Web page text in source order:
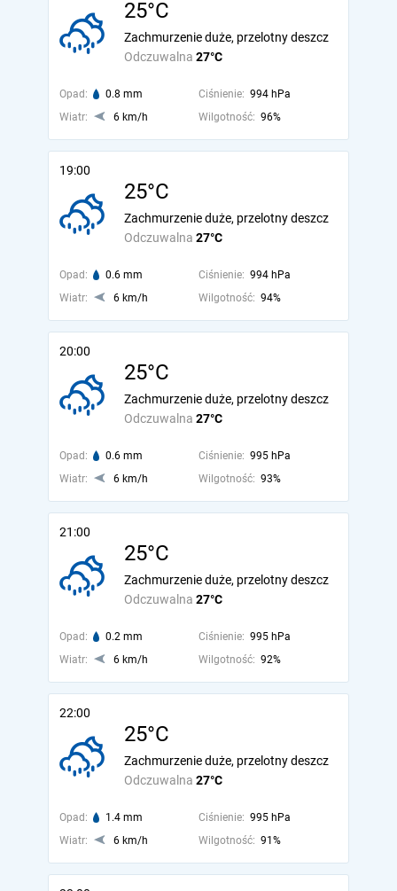
25°C
Odczuwalna 27°C
Zachmurzenie duże, przelotny deszcz
Opad: 0.8 mm Ciśnienie: 994 hPa
Wiatr:
6 km/h Wilgotność: 96%
19:00
25°C
Odczuwalna 27°C
Zachmurzenie duże, przelotny deszcz
Opad: 0.6 mm Ciśnienie: 994 hPa
Wiatr:
6 km/h Wilgotność: 94%
20:00
25°C
Odczuwalna 27°C
Zachmurzenie duże, przelotny deszcz
Opad: 0.6 mm Ciśnienie: 995 hPa
Wiatr:
6 km/h Wilgotność: 93%
21:00
25°C
Odczuwalna 27°C
Zachmurzenie duże, przelotny deszcz
Opad: 0.2 mm Ciśnienie: 995 hPa
Wiatr:
6 km/h Wilgotność: 92%
22:00
25°C
Odczuwalna 27°C
Zachmurzenie duże, przelotny deszcz
Opad: 1.4 mm Ciśnienie: 995 hPa
Wiatr:
6 km/h Wilgotność: 91%